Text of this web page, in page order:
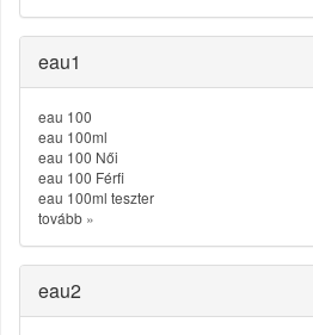
eau1
eau 100
eau 100ml
eau 100 Női
eau 100 Férfi
eau 100ml teszter
tovább »
eau2